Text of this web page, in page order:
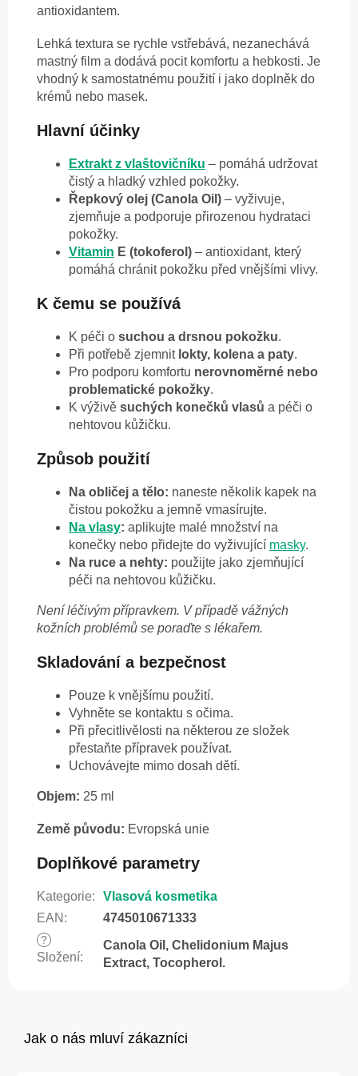
antioxidantem.
Lehká textura se rychle vstřebává, nezanechává
mastný film a dodává pocit komfortu a hebkosti. Je
vhodný k samostatnému použití i jako doplněk do
krémů nebo masek.
Hlavní účinky
Extrakt z vlaštovičníku – pomáhá udržovat
čistý a hladký vzhled pokožky.
Řepkový olej (Canola Oil) – vyživuje,
zjemňuje a podporuje přirozenou hydrataci
pokožky.
Vitamin E (tokoferol) – antioxidant, který
pomáhá chránit pokožku před vnějšími vlivy.
K čemu se používá
K péči o suchou a drsnou pokožku.
Při potřebě zjemnit lokty, kolena a paty.
Pro podporu komfortu nerovnoměrné nebo
problematické pokožky.
K výživě suchých konečků vlasů a péči o
nehtovou kůžičku.
Způsob použití
Na obličej a tělo: naneste několik kapek na
čistou pokožku a jemně vmasírujte.
Na vlasy: aplikujte malé množství na
konečky nebo přidejte do vyživující masky.
Na ruce a nehty: použijte jako zjemňující
péči na nehtovou kůžičku.
Není léčivým přípravkem. V případě vážných
kožních problémů se poraďte s lékařem.
Skladování a bezpečnost
Pouze k vnějšímu použití.
Vyhněte se kontaktu s očima.
Při přecitlivělosti na některou ze složek
přestaňte přípravek používat.
Uchovávejte mimo dosah dětí.
Objem: 25 ml
Země původu: Evropská unie
Doplňkové parametry
Kategorie:
Vlasová kosmetika
EAN : 4745010671333
?
Složení:
Canola Oil, Chelidonium Majus
Extract, Tocopherol.